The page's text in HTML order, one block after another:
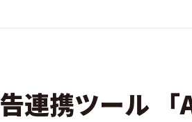
連携ツール